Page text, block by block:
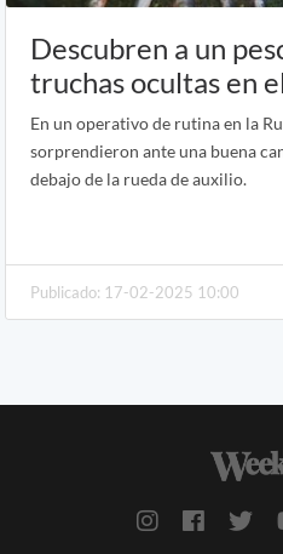
Descubren a un
truchas ocultas en
En un operativo de rutina en la
sorprendieron ante una buena
debajo de la rueda de auxilio.
Publicado: 17-02-2025 10:00